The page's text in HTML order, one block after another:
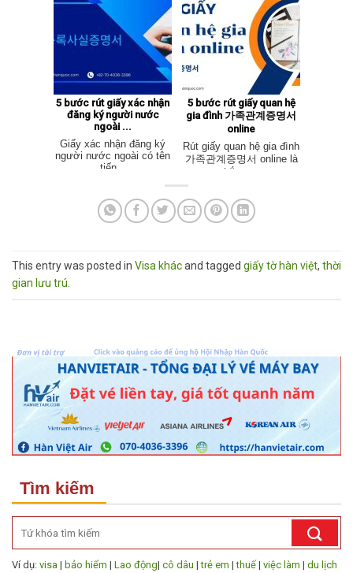
5 bước rút giấy xác nhận
đăng ký người nước
ngoài ...
Giấy xác nhận đăng ký
người nước ngoài có tên
tiến...
5 bước rút giấy quan hệ
gia đình 가족관계증명서
online
Rút giấy quan hệ gia đình
가족관계증명서 online là
thắc m...
This entry was posted in Visa khácand tagged giấy tờ hàn việt, thời
gian lưu trú.
Tìm kiếm
Ví dụ: visa | bảo hiểm | Lao động| cô dâu |trẻ em |thuế | việc làm | du lịch